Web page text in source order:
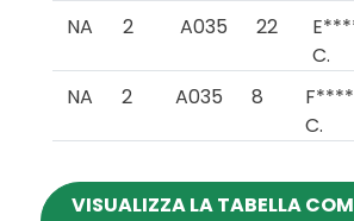
NA 2 A035 22
C.
NA 2 A035 8
C.
VISUALIZZA LA TABELLA